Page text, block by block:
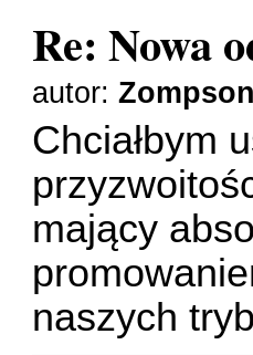
Re: Nowa
autor:Zompson
Chciałbym
mający
naszych